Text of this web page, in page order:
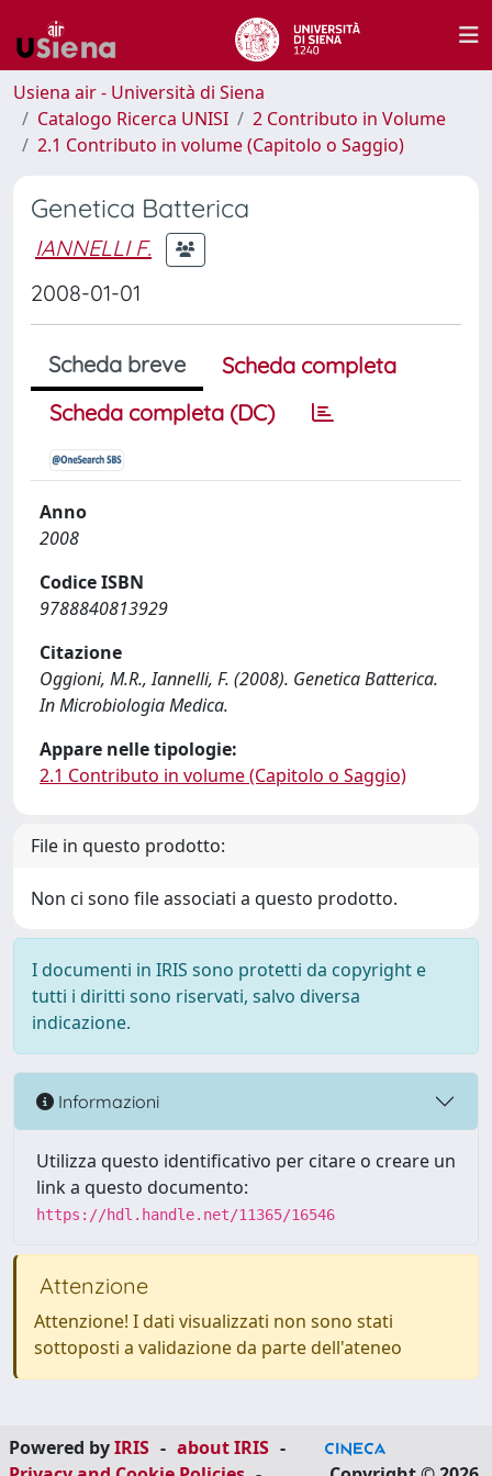
Usiena air - Università di Siena
Catalogo Ricerca UNISI
2 Contributo in Volume
2.1 Contributo in volume (Capitolo o Saggio)
Genetica Batterica
IANNELLI F.
2008-01-01
Scheda breve
Scheda completa
Scheda completa (DC)
Anno
2008
Codice ISBN
9788840813929
Citazione
Oggioni, M.R., Iannelli, F. (2008). Genetica Batterica.
In Microbiologia Medica.
Appare nelle tipologie:
2.1 Contributo in volume (Capitolo o Saggio)
File in questo prodotto:
Non ci sono file associati a questo prodotto.
I documenti in IRIS sono protetti da copyright e
tutti i diritti sono riservati, salvo diversa
indicazione.
Informazioni
Utilizza questo identificativo per citare o creare un
link a questo documento:
https://hdl.handle.net/11365/16546
Attenzione
Attenzione! I dati visualizzati non sono stati
sottoposti a validazione da parte dell'ateneo
Powered byIRIS - about IRIS -